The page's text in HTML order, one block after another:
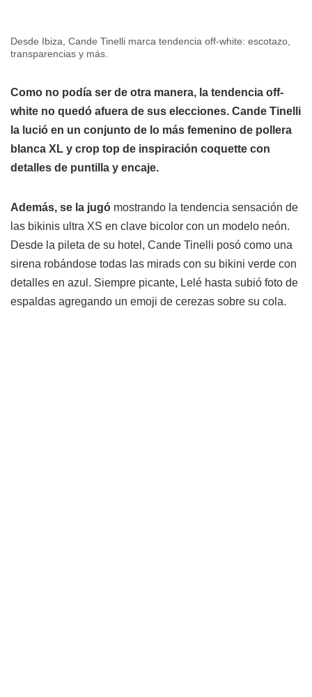
Desde Ibiza, Cande Tinelli marca tendencia off-white: escotazo,
transparencias y más.
Como no podía ser de otra manera, la tendencia off-
white no quedó afuera de sus elecciones. Cande Tinelli
la lució en un conjunto de lo más femenino de pollera
blanca XL y crop top de inspiración coquette con
detalles de puntilla y encaje.
Además, se la jugó mostrando la tendencia sensación de
las bikinis ultra XS en clave bicolor con un modelo neón.
Desde la pileta de su hotel, Cande Tinelli posó como una
sirena robándose todas las mirads con su bikini verde con
detalles en azul. Siempre picante, Lelé hasta subió foto de
espaldas agregando un emoji de cerezas sobre su cola.